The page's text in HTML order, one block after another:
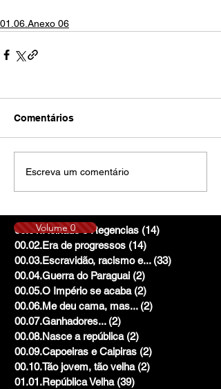
01.06.Anexo 06
Comentários
Escreva um comentário
00.01.Reinado e Regencias (14)
00.02.Era de progressos (14)
00.03.Escravidão, racismo e... (33)
00.04.Guerra do Paraguai (2)
00.05.O Império se acaba (2)
00.06.Me deu cama, mas... (2)
00.07.Ganhadores... (2)
00.08.Nasce a república (2)
00.09.Capoeiras e Caipiras (2)
00.10.Tão jovem, tão velha (2)
01.01.República Velha (39)
Volume 0